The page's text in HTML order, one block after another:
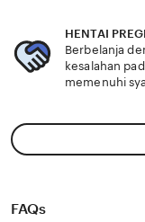
HENTAI
Berbelanja
kesalahan
memenuhi
FAQs